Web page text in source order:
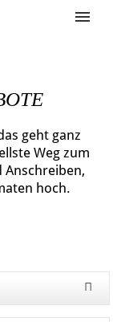
geht ganz
Weg zum
Anschreiben,
hoch.